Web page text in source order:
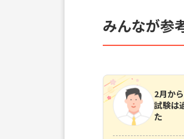
みんなが参
2月か
試験は
た